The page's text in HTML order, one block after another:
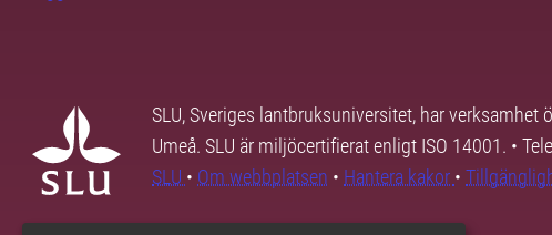
SLU, Sveriges lantbruksuniversitet, har verksamhet
Umeå. SLU är miljöcertifierat enligt ISO 14001. •
SLU • Om webbplatsen • Hantera kakor •